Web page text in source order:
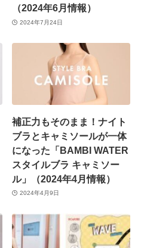
（2024年6月情報）
2024年7月24日
補正力もそのまま！ナイト
ブラとキャミソールが一体
になった「BAMBI WATER
スタイルブラ キャミソー
ル」（2024年4月情報）
2024年4月9日